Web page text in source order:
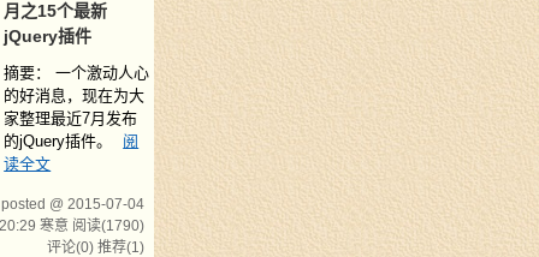
月之15个最新
jQuery插件
摘要： 一个激动人心
的好消息，现在为大
家整理最近7月发布
的jQuery插件。
阅
读全文
posted @ 2015-07-04
寒意 阅读(1790)
评论(0) 推荐(1)